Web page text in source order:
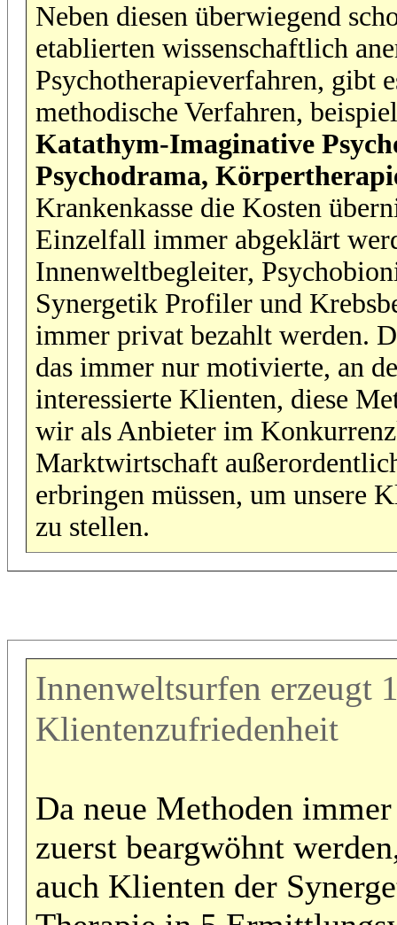
Neben diesen überwiegend
etablierten wissenschaftlich
Psychotherapieverfahren, gibt
methodische Verfahren,
Katathym-Imaginative
Psychodrama,
Krankenkasse die Kosten
Einzelfall immer abgeklärt
Innenweltbegleiter,
Synergetik Profiler und
immer privat bezahlt werden.
das immer nur motivierte, an
interessierte Klienten, diese
wir als Anbieter im
Marktwirtschaft
erbringen müssen, um unsere
zu stellen.
Innenweltsurfen erzeugt
Klientenzufriedenheit
Da neue Methoden
zuerst beargwöhnt
auch Klienten der